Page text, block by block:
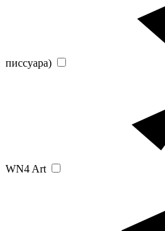
писсуара)
WN4 Art